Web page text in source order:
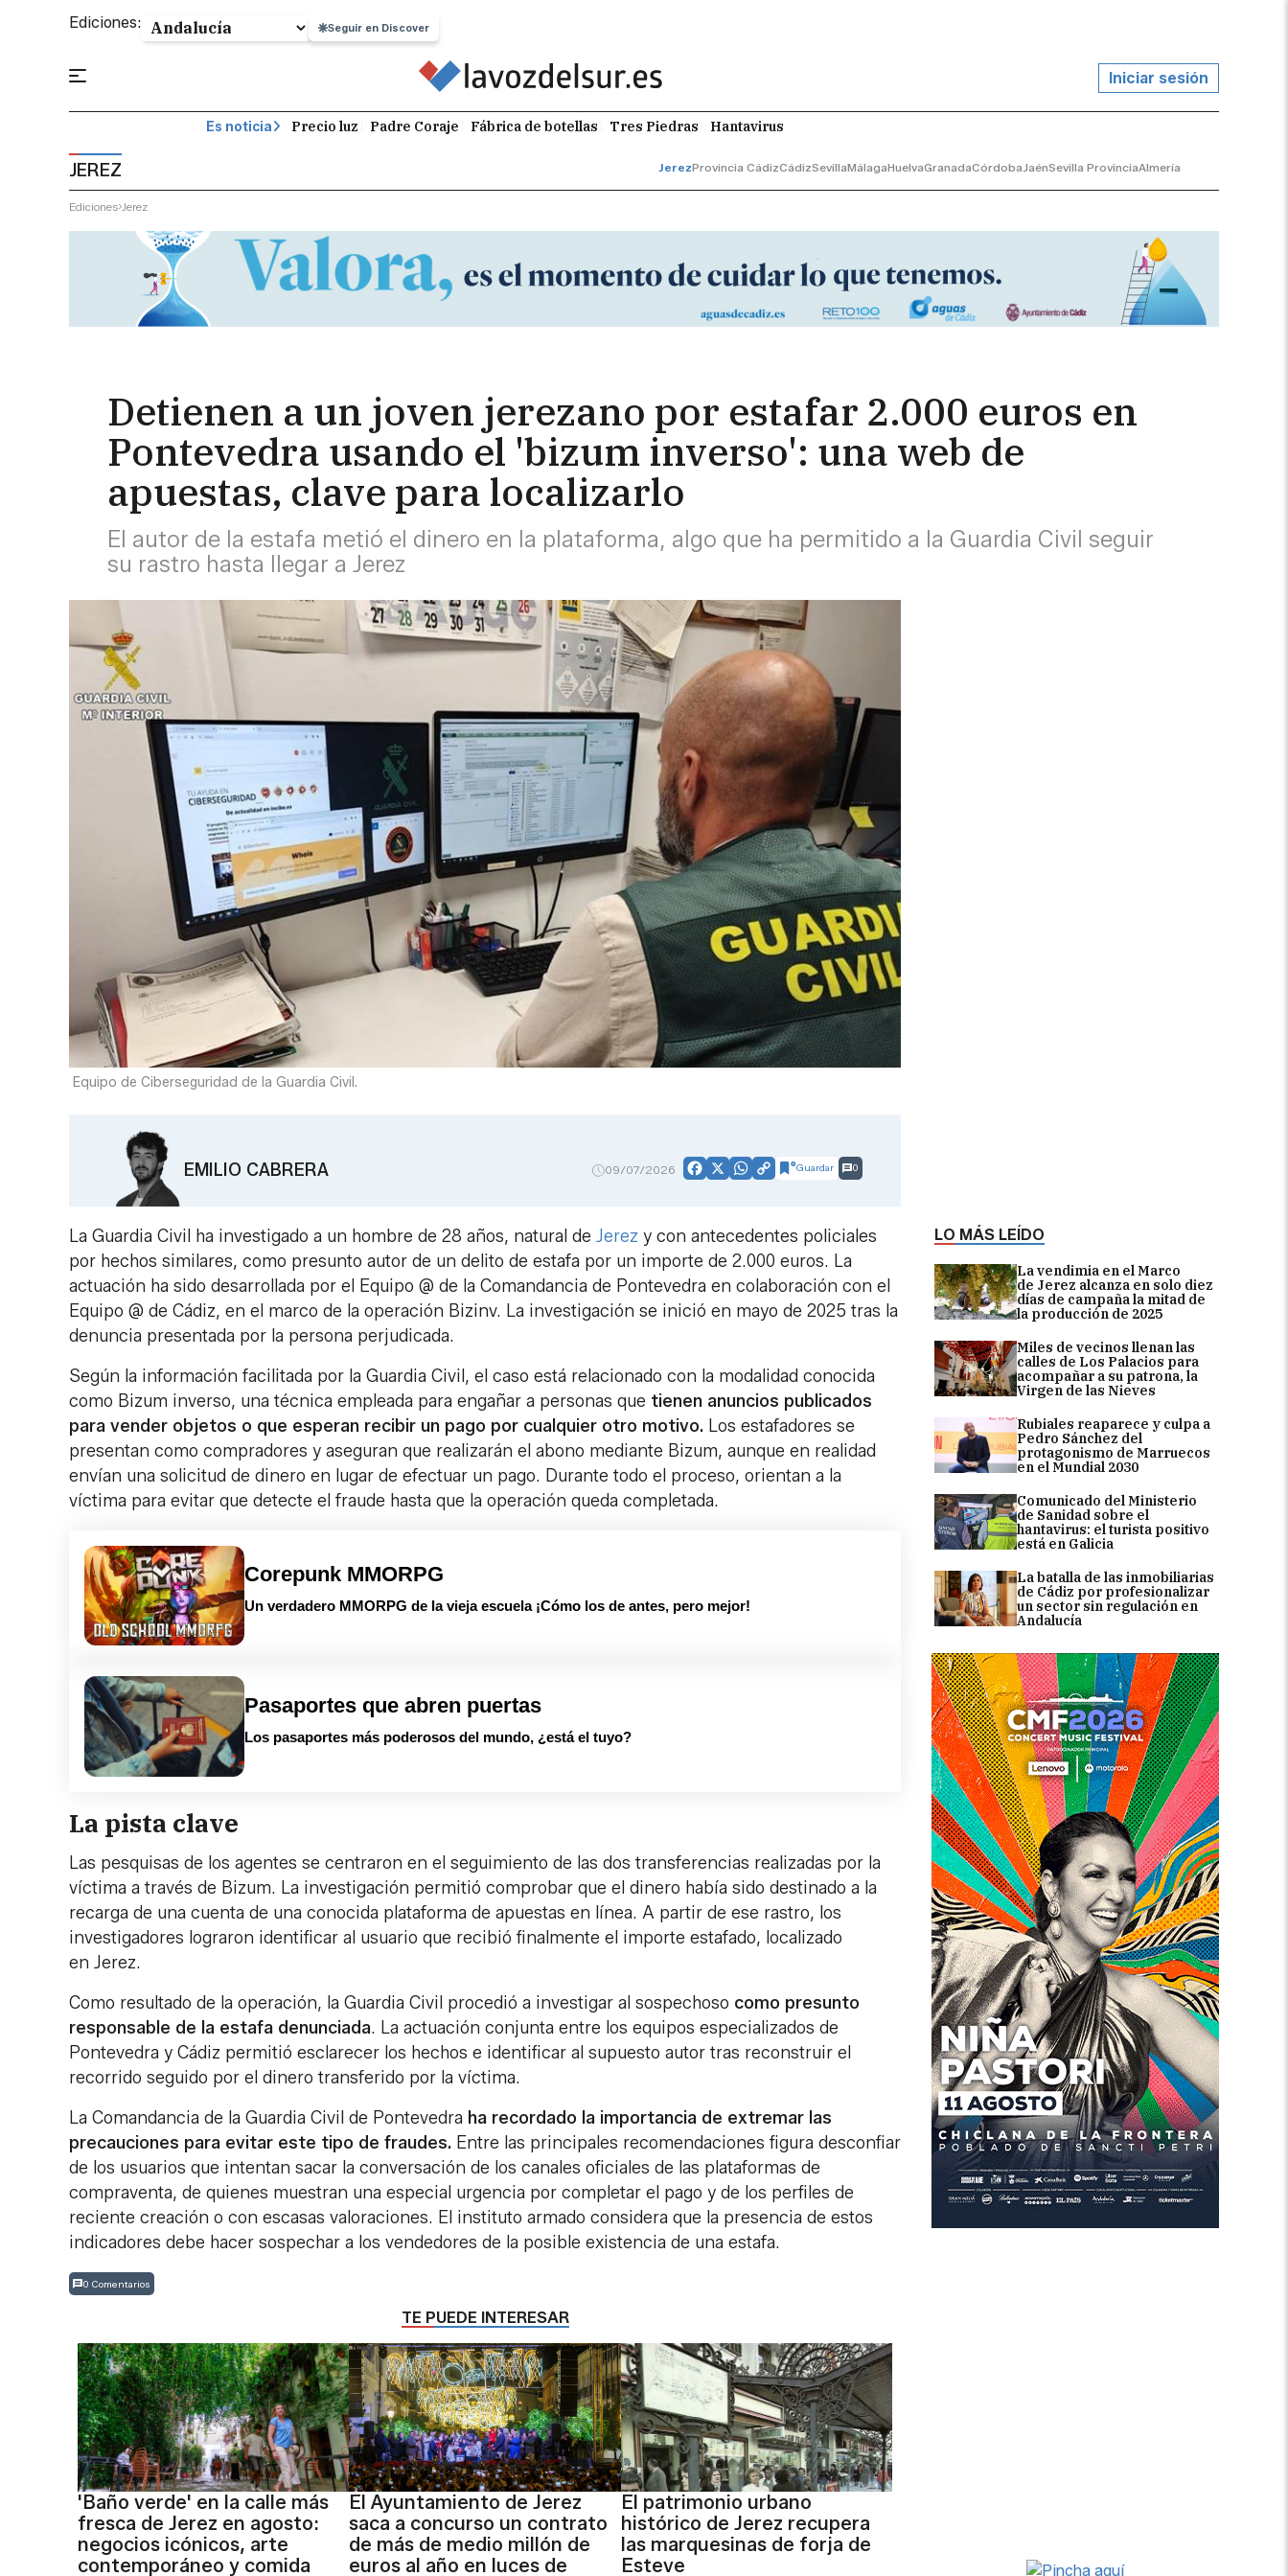
Ediciones: Seguir en Discover
Iniciar sesión
Es noticia Precio luz Padre Coraje Fábrica de botellas Tres Piedras Hantavirus
JEREZ JerezProvincia CádizCádizSevillaMálagaHuelvaGranadaCórdobaJaénSevilla ProvinciaAlmería
Ediciones Jerez
Detienen a un joven jerezano por estafar 2.000 euros en
Pontevedra usando el 'bizum inverso': una web de
apuestas, clave para localizarlo
El autor de la estafa metió el dinero en la plataforma, algo que ha permitido a la Guardia Civil seguir
su rastro hasta llegar a Jerez
LO MÁS LEÍDO
La vendimia en el Marco
de Jerez alcanza en solo diez
días de campaña la mitad de
la producción de 2025
Miles de vecinos llenan las
calles de Los Palacios para
acompañar a su patrona, la
Virgen de las Nieves
Rubiales reaparece y culpa a
Pedro Sánchez del
protagonismo de Marruecos
en el Mundial 2030
Comunicado del Ministerio
de Sanidad sobre el
hantavirus: el turista positivo
está en Galicia
La batalla de las inmobiliarias
de Cádiz por profesionalizar
un sector sin regulación en
Andalucía
Equipo de Ciberseguridad de la Guardia Civil.
EMILIO CABRERA 09/07/2026 Facebook
X WhatsApp
CopyGuardar 0
La Guardia Civil ha investigado a un hombre de 28 años, natural de Jerez y con antecedentes policiales
por hechos similares, como presunto autor de un delito de estafa por un importe de 2.000 euros. La
actuación ha sido desarrollada por el Equipo @ de la Comandancia de Pontevedra en colaboración con el
Equipo @ de Cádiz, en el marco de la operación Bizinv. La investigación se inició en mayo de 2025 tras la
denuncia presentada por la persona perjudicada.
Según la información facilitada por la Guardia Civil, el caso está relacionado con la modalidad conocida
como Bizum inverso, una técnica empleada para engañar a personas que tienen anuncios publicados
para vender objetos o que esperan recibir un pago por cualquier otro motivo. Los estafadores se
presentan como compradores y aseguran que realizarán el abono mediante Bizum, aunque en realidad
envían una solicitud de dinero en lugar de efectuar un pago. Durante todo el proceso, orientan a la
víctima para evitar que detecte el fraude hasta que la operación queda completada.
Corepunk MMORPG
Un verdadero MMORPG de la vieja escuela ¡Cómo los de antes, pero mejor!
Pasaportes que abren puertas
Los pasaportes más poderosos del mundo, ¿está el tuyo?
La pista clave
Las pesquisas de los agentes se centraron en el seguimiento de las dos transferencias realizadas por la
víctima a través de Bizum. La investigación permitió comprobar que el dinero había sido destinado a la
recarga de una cuenta de una conocida plataforma de apuestas en línea. A partir de ese rastro, los
investigadores lograron identificar al usuario que recibió finalmente el importe estafado, localizado
en Jerez.
Como resultado de la operación, la Guardia Civil procedió a investigar al sospechoso como presunto
responsable de la estafa denunciada. La actuación conjunta entre los equipos especializados de
Pontevedra y Cádiz permitió esclarecer los hechos e identificar al supuesto autor tras reconstruir el
recorrido seguido por el dinero transferido por la víctima.
La Comandancia de la Guardia Civil de Pontevedra ha recordado la importancia de extremar las
precauciones para evitar este tipo de fraudes. Entre las principales recomendaciones figura desconfiar
de los usuarios que intentan sacar la conversación de los canales oficiales de las plataformas de
compraventa, de quienes muestran una especial urgencia por completar el pago y de los perfiles de
reciente creación o con escasas valoraciones. El instituto armado considera que la presencia de estos
indicadores debe hacer sospechar a los vendedores de la posible existencia de una estafa.
0 Comentarios
TE PUEDE INTERESAR
'Baño verde' en la calle más
fresca de Jerez en agosto:
negocios icónicos, arte
contemporáneo y comida
El Ayuntamiento de Jerez
saca a concurso un contrato
de más de medio millón de
euros al año en luces de
El patrimonio urbano
histórico de Jerez recupera
las marquesinas de forja de
Esteve